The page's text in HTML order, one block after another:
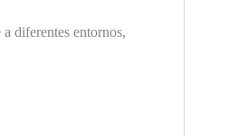
diferentes entornos,